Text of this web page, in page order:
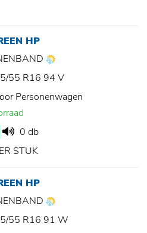
HP
55 R16 94 V
Personenwagen
0 db
STUK
HP
55 R16 91 W